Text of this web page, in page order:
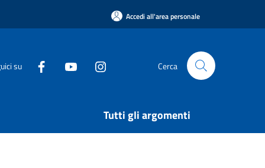
Accedi all'area personale
su Cerca
Tutti gli argomenti